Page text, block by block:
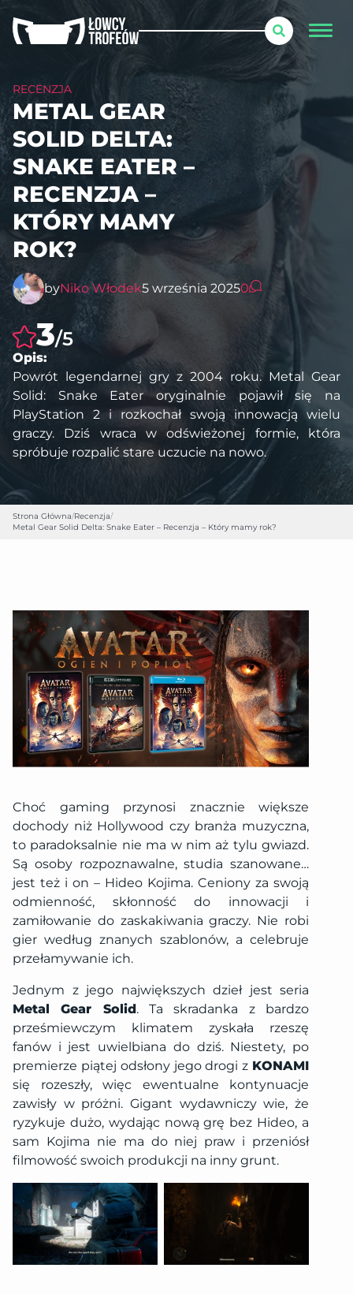
RECENZJA
METAL GEAR
SOLID DELTA:
SNAKE EATER –
RECENZJA –
KTÓRY MAMY
ROK?
byNiko Włodek5 września 20250
3/5
Opis:
Powrót legendarnej gry z 2004 roku. Metal Gear
Solid: Snake Eater oryginalnie pojawił się na
PlayStation 2 i rozkochał swoją innowacją wielu
graczy. Dziś wraca w odświeżonej formie, która
spróbuje rozpalić stare uczucie na nowo.
Strona Główna/Recenzja/
Metal Gear Solid Delta: Snake Eater – Recenzja – Który mamy rok?
Choć gaming przynosi znacznie większe
dochody niż Hollywood czy branża muzyczna,
to paradoksalnie nie ma w nim aż tylu gwiazd.
Są osoby rozpoznawalne, studia szanowane…
jest też i on – Hideo Kojima. Ceniony za swoją
odmienność, skłonność do innowacji i
zamiłowanie do zaskakiwania graczy. Nie robi
gier według znanych szablonów, a celebruje
przełamywanie ich.
Jednym z jego największych dzieł jest seria
Metal Gear Solid. Ta skradanka z bardzo
prześmiewczym klimatem zyskała rzeszę
fanów i jest uwielbiana do dziś. Niestety, po
premierze piątej odsłony jego drogi z KONAMI
się rozeszły, więc ewentualne kontynuacje
zawisły w próżni. Gigant wydawniczy wie, że
ryzykuje dużo, wydając nową grę bez Hideo, a
sam Kojima nie ma do niej praw i przeniósł
filmowość swoich produkcji na inny grunt.